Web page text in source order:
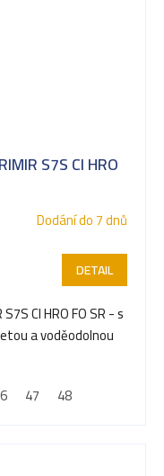
S7S CI HRO
Dodání do 7 dnů
DETAIL
CI HRO FO SR - s
a voděodolnou
47 48